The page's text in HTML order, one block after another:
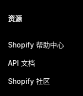
资源
Shopify 帮助中心
API 文档
Shopify 社区